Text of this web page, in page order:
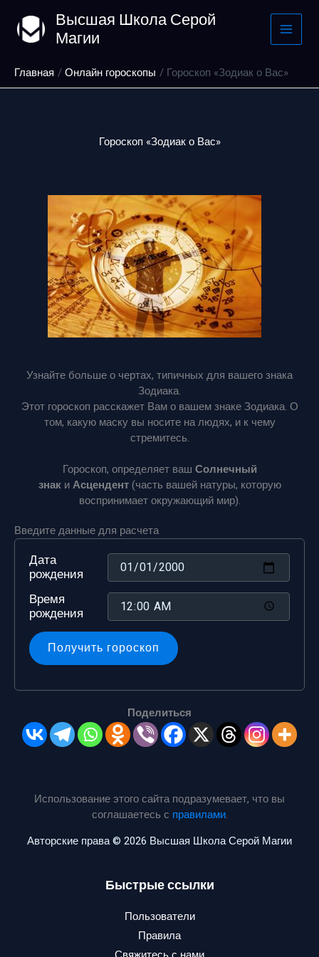
содержимому
Высшая Школа Серой
Магии
Главная Онлайн гороскопы Гороскоп «Зодиак о Вас»
Гороскоп «Зодиак о Вас»
Узнайте больше о чертах, типичных для вашего знака
Зодиака.
Этот гороскоп расскажет Вам о вашем знаке Зодиака. О
том, какую маску вы носите на людях, и к чему
стремитесь.
Гороскоп, определяет ваш Солнечный
знакиАсцендент(часть вашей натуры, которую
воспринимает окружающий мир).
Введите данные для расчета
Дата
рождения
Время
рождения
Поделиться
Использование этого сайта подразумевает, что вы
соглашаетесь с правилами.
Авторские права © 2026 Высшая Школа Серой Магии
Быстрые ссылки
Пользователи
Правила